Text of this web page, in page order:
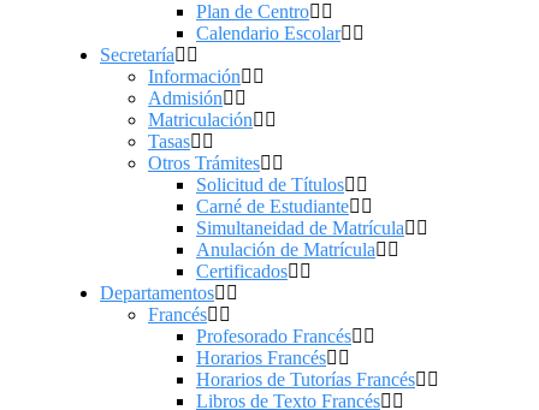
Plan de Centro
Calendario Escolar
Secretaría
Información
Admisión
Matriculación
Tasas
Otros Trámites
Solicitud de Títulos
Carné de Estudiante
Simultaneidad de Matrícula
Anulación de Matrícula
Certificados
Departamentos
Francés
Profesorado Francés
Horarios Francés
Horarios de Tutorías Francés
Libros de Texto Francés